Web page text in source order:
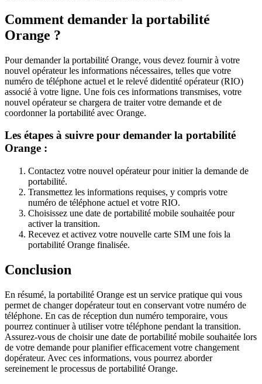
Comment demander la portabilité
Orange ?
Pour demander la portabilité Orange, vous devez fournir à votre
nouvel opérateur les informations nécessaires, telles que votre
numéro de téléphone actuel et le relevé didentité opérateur (RIO)
associé à votre ligne. Une fois ces informations transmises, votre
nouvel opérateur se chargera de traiter votre demande et de
coordonner la portabilité avec Orange.
Les étapes à suivre pour demander la portabilité
Orange :
Contactez votre nouvel opérateur pour initier la demande de
portabilité.
Transmettez les informations requises, y compris votre
numéro de téléphone actuel et votre RIO.
Choisissez une date de portabilité mobile souhaitée pour
activer la transition.
Recevez et activez votre nouvelle carte SIM une fois la
portabilité Orange finalisée.
Conclusion
En résumé, la portabilité Orange est un service pratique qui vous
permet de changer dopérateur tout en conservant votre numéro de
téléphone. En cas de réception dun numéro temporaire, vous
pourrez continuer à utiliser votre téléphone pendant la transition.
Assurez-vous de choisir une date de portabilité mobile souhaitée lors
de votre demande pour planifier efficacement votre changement
dopérateur. Avec ces informations, vous pourrez aborder
sereinement le processus de portabilité Orange.